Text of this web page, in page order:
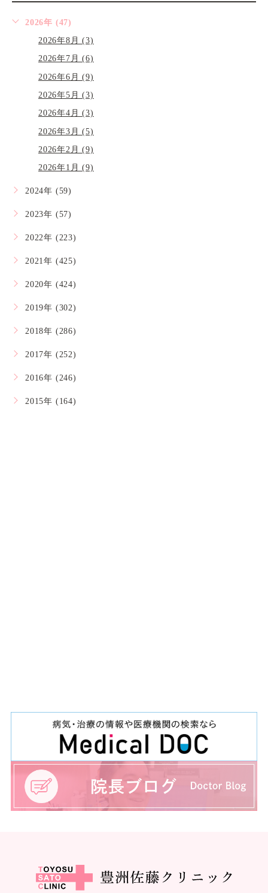
2026年 (47)
2026年8月 (3)
2026年7月 (6)
2026年6月 (9)
2026年5月 (3)
2026年4月 (3)
2026年3月 (5)
2026年2月 (9)
2026年1月 (9)
2024年 (59)
2023年 (57)
2022年 (223)
2021年 (425)
2020年 (424)
2019年 (302)
2018年 (286)
2017年 (252)
2016年 (246)
2015年 (164)